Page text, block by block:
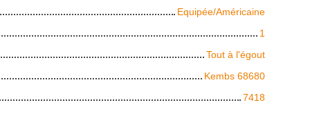
Equipée/Américaine
1
Tout à l'égout
Kembs 68680
7418